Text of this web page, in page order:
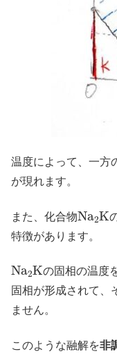
温度によって、一方
が現れます。
また、化合物
N 2K
特徴があります。
N 2K
の固相の温度
固相が形成されて、
ません。
このような融解を非